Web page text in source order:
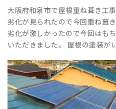
大阪府和泉市で屋根重ね葺き工
劣化が見られたので今回重ね葺
劣化が激しかったので今回はも
いただきました。 屋根の塗装が
で、お客様の予算に合わせて 適
す。 よろしければお気軽にお問
場レポートをご確認ください！
葺き工事現場レポート【施工前